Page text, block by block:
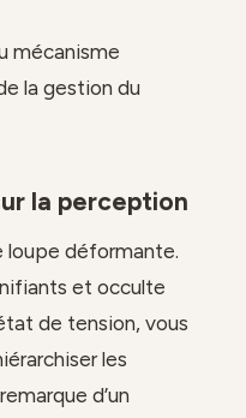
mécanisme
la gestion du
la perception
loupe déformante.
et occulte
de tension, vous
les
d’un